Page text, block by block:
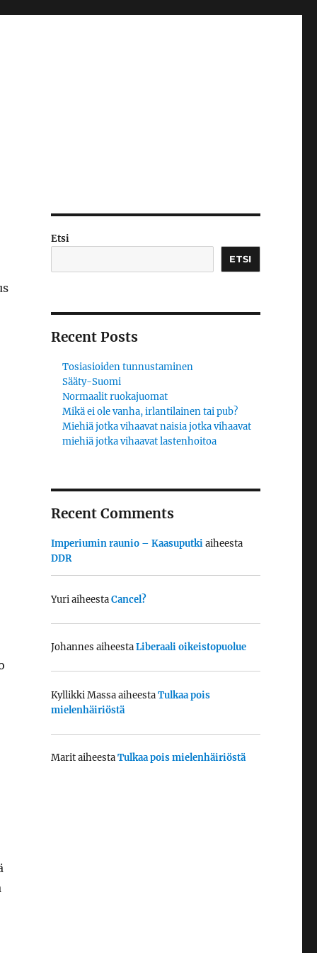
Etsi
ETSI
Recent Posts
Tosiasioiden tunnustaminen
Sääty-Suomi
Normaalit ruokajuomat
Mikä ei ole vanha, irlantilainen tai pub?
Miehiä jotka vihaavat naisia jotka vihaavat
miehiä jotka vihaavat lastenhoitoa
Recent Comments
Imperiumin raunio – Kaasuputkiaiheesta
DDR
YuriaiheestaCancel?
Johannes aiheestaLiberaali oikeistopuolue
Kyllikki MassaaiheestaTulkaa pois
mielenhäiriöstä
MaritaiheestaTulkaa pois mielenhäiriöstä